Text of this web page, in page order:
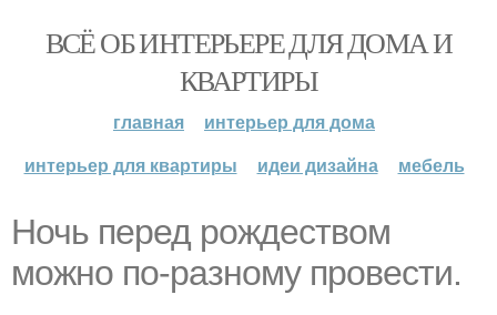
ВСЁ ОБ ИНТЕРЬЕРЕ ДЛЯ ДОМА И
КВАРТИРЫ
главная
интерьер для дома
интерьер для квартиры
идеи дизайна мебель
Ночь перед рождеством
можно по-разному провести.